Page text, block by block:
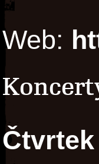
Web:
Čtvrtek